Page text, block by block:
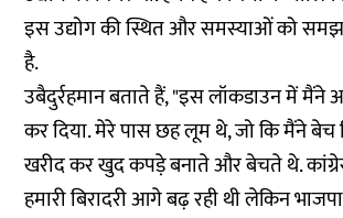
इस उद्योग की स्थित और समस्याओं को
है.
उबैदुर्रहमान बताते हैं, "इस लॉकडाउन में मैंने
कर दिया. मेरे पास छह लूम थे, जो कि मैंने बेच
खरीद कर खुद कपड़े बनाते और बेचते थे.
हमारी बिरादरी आगे बढ़ रही थी लेकिन